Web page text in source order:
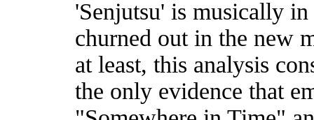
'Senjutsu' is musically
churned out in the new
at least, this analysis
the only evidence that